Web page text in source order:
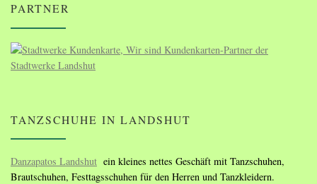
PARTNER
TANZSCHUHE IN LANDSHUT
Danzapatos Landshut ein kleines nettes Geschäft mit Tanzschuhen,
Brautschuhen, Festtagsschuhen für den Herren und Tanzkleidern.